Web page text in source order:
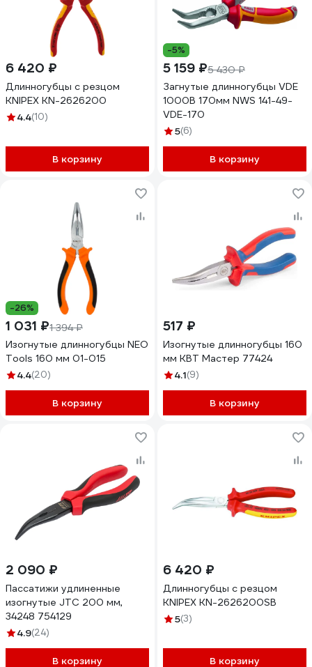
6 420 ₽
Длинногубцы с резцом
KNIPEX KN-2626200
4.4(10)
В корзину
-5%
5 159 ₽5 430 ₽
Загнутые длинногубцы VDE
1000В 170мм NWS 141-49-
VDE-170
5(6)
В корзину
-26%
1 031 ₽1 394 ₽
Изогнутые длинногубцы NEO
Tools 160 мм 01-015
4.4(20)
В корзину
517 ₽
Изогнутые длинногубцы 160
мм КВТ Мастер 77424
4.1(9)
В корзину
2 090 ₽
Пассатижи удлиненные
изогнутые JTC 200 мм,
34248 754129
4.9(24)
В корзину
6 420 ₽
Длинногубцы с резцом
KNIPEX KN-2626200SB
5(3)
В корзину